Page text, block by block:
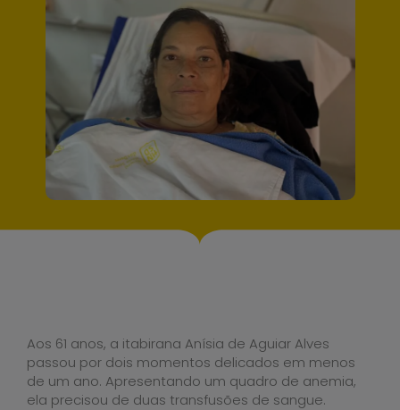
Aos 61 anos, a itabirana Anísia de Aguiar Alves
passou por dois momentos delicados em menos
de um ano. Apresentando um quadro de anemia,
ela precisou de duas transfusões de sangue.